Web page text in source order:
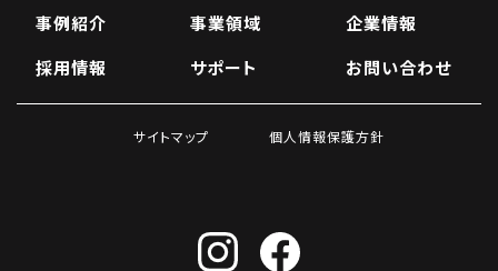
事例紹介 事業領域
企業情報
採用情報
サポート お問い合わせ
サイトマップ 個人情報保護方針